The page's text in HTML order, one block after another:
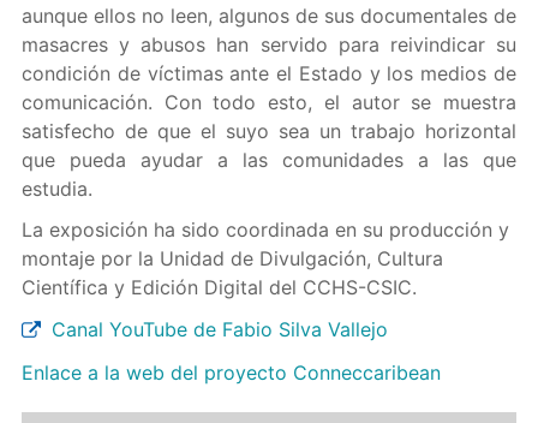
aunque ellos no leen, algunos de sus documentales de
masacres y abusos han servido para reivindicar su
condición de víctimas ante el Estado y los medios de
comunicación. Con todo esto, el autor se muestra
satisfecho de que el suyo sea un trabajo horizontal
que pueda ayudar a las comunidades a las que
estudia.
La exposición ha sido coordinada en su producción y
montaje por la Unidad de Divulgación, Cultura
Científica y Edición Digital del CCHS-CSIC.
Canal YouTube de Fabio Silva Vallejo
Enlace a la web del proyecto Conneccaribean